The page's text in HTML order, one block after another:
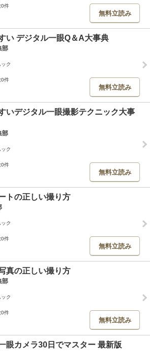
0件
無料立読み
い デジタル一眼Q＆A大事典
部
ク
0件
無料立読み
いデジタル一眼撮影テクニック大事
部
ク
0件
無料立読み
トの正しい撮り方
ク
0件
無料立読み
真の正しい撮り方
部
ク
0件
無料立読み
眼カメラ30日でマスター 最新版